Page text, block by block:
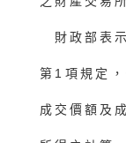
財政部表
第1項規定
成交價額及